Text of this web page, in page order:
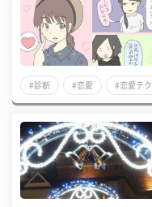
#診断 #恋愛 #恋愛テク